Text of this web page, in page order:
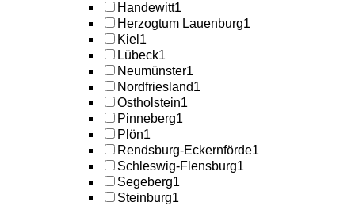
Handewitt1
Herzogtum Lauenburg1
Kiel 1
Lübeck1
Neumünster1
Nordfriesland1
Ostholstein1
Pinneberg1
Plön1
Rendsburg-Eckernförde1
Schleswig-Flensburg1
Segeberg1
Steinburg1